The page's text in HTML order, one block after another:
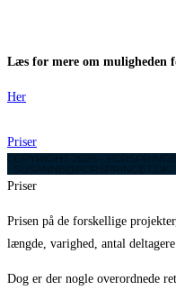
Læs for mere om muligheden
Her
Priser
COPYRIGHT 2026 -
- SUSANNE@FORSPRINGET.DK
Priser
Prisen på de forskellige
længde, varighed, antal deltagere
Dog er der nogle overordnede